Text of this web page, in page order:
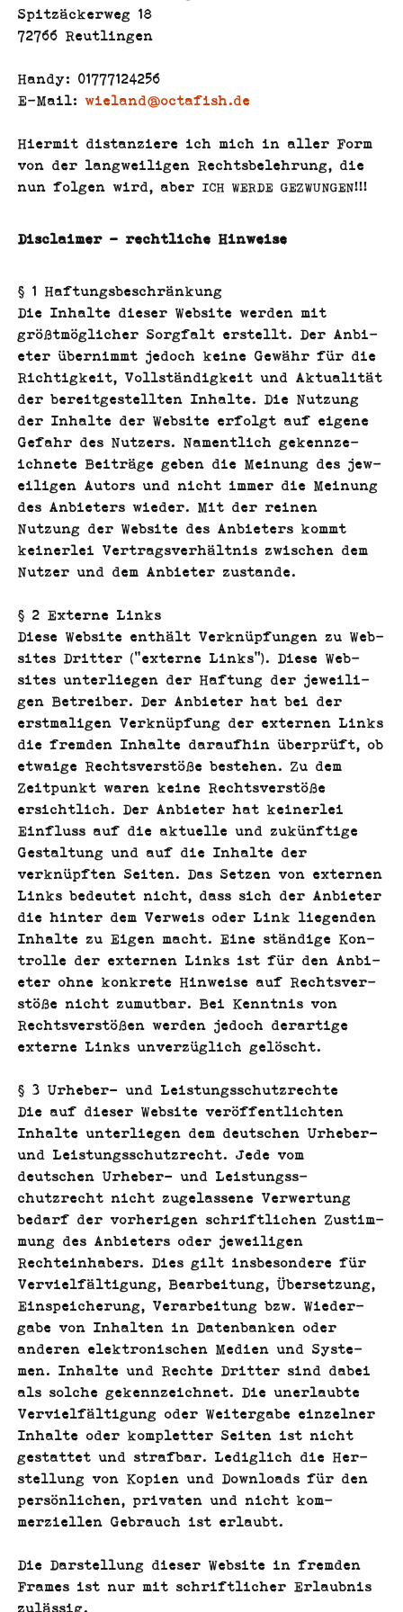
Spitzäck­er­weg 18
72766 Reutlingen
Handy: 01777124256
E‑Mail:wieland@octafish.de
Hier­mit dis­tanziere ich mich in aller Form
von der lang­weili­gen Rechts­belehrung, die
nun fol­gen wird, aber ICH WERDE GEZWUNGEN!!!
Disclaimer – rechtliche Hinweise
§ 1 Haftungsbeschränkung
Die Inhalte dieser Web­site wer­den mit
größt­möglich­er Sorgfalt erstellt. Der Anbi­
eter übern­immt jedoch keine Gewähr für die
Richtigkeit, Voll­ständigkeit und Aktu­al­ität
der bere­it­gestell­ten Inhalte. Die Nutzung
der Inhalte der Web­site erfol­gt auf eigene
Gefahr des Nutzers. Namentlich gekennze­
ich­nete Beiträge geben die Mei­n­ung des jew­
eili­gen Autors und nicht immer die Mei­n­ung
des Anbi­eters wieder. Mit der reinen
Nutzung der Web­site des Anbi­eters kommt
kein­er­lei Ver­tragsver­hält­nis zwis­chen dem
Nutzer und dem Anbi­eter zustande.
§ 2 Externe Links
Diese Web­site enthält Verknüp­fun­gen zu Web­
sites Drit­ter (“externe Links”). Diese Web­
sites unter­liegen der Haf­tung der jew­eili­
gen Betreiber. Der Anbi­eter hat bei der
erst­ma­li­gen Verknüp­fung der exter­nen Links
die frem­den Inhalte daraufhin über­prüft, ob
etwaige Rechtsver­stöße beste­hen. Zu dem
Zeit­punkt waren keine Rechtsver­stöße
ersichtlich. Der Anbi­eter hat kein­er­lei
Ein­fluss auf die aktuelle und zukün­ftige
Gestal­tung und auf die Inhalte der
verknüpften Seit­en. Das Set­zen von exter­nen
Links bedeutet nicht, dass sich der Anbi­eter
die hin­ter dem Ver­weis oder Link liegen­den
Inhalte zu Eigen macht. Eine ständi­ge Kon­
trolle der exter­nen Links ist für den Anbi­
eter ohne konkrete Hin­weise auf Rechtsver­
stöße nicht zumut­bar. Bei Ken­nt­nis von
Rechtsver­stößen wer­den jedoch der­ar­tige
externe Links unverzüglich gelöscht.
§ 3 Urhe­ber- und Leistungsschutzrechte
Die auf dieser Web­site veröf­fentlicht­en
Inhalte unter­liegen dem deutschen Urhe­ber-
und Leis­tungss­chutzrecht. Jede vom
deutschen Urhe­ber- und Leis­tungss­
chutzrecht nicht zuge­lassene Ver­w­er­tung
bedarf der vorheri­gen schriftlichen Zus­tim­
mung des Anbi­eters oder jew­eili­gen
Rechtein­hab­ers. Dies gilt ins­beson­dere für
Vervielfäl­ti­gung, Bear­beitung, Über­set­zung,
Ein­spe­icherung, Ver­ar­beitung bzw. Wieder­
gabe von Inhal­ten in Daten­banken oder
anderen elek­tro­n­is­chen Medi­en und Sys­te­
men. Inhalte und Rechte Drit­ter sind dabei
als solche gekennze­ich­net. Die uner­laubte
Vervielfäl­ti­gung oder Weit­er­gabe einzel­ner
Inhalte oder kom­plet­ter Seit­en ist nicht
ges­tat­tet und straf­bar. Lediglich die Her­
stel­lung von Kopi­en und Down­loads für den
per­sön­lichen, pri­vat­en und nicht kom­
merziellen Gebrauch ist erlaubt.
Die Darstel­lung dieser Web­site in frem­den
Frames ist nur mit schriftlich­er Erlaub­nis
zulässig.